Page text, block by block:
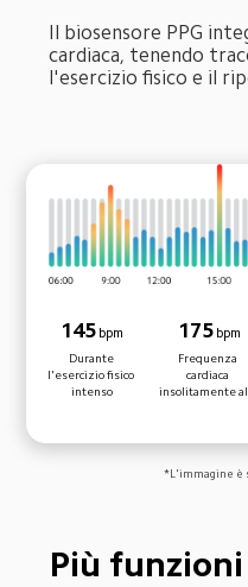
Il biosensore PPG
cardiaca, tenendo
l'esercizio fisico e il
145 bpm
Durante
l'esercizio fisico
intenso
175 bpm
Frequenza
cardiaca
insolitamente
*L'immagine è
Più